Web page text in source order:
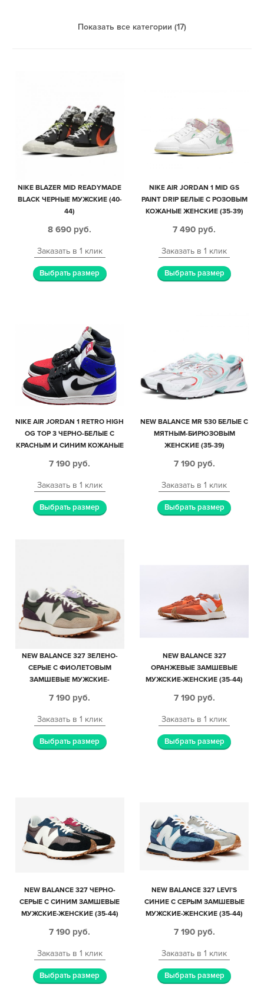
Показать все категории (17)
NIKE BLAZER MID READYMADE
BLACK ЧЕРНЫЕ МУЖСКИЕ (40-
44)
8 690 руб.
Заказать в 1 клик
Выбрать размер
NIKE AIR JORDAN 1 MID GS
PAINT DRIP БЕЛЫЕ С РОЗОВЫМ
КОЖАНЫЕ ЖЕНСКИЕ (35-39)
7 490 руб.
Заказать в 1 клик
Выбрать размер
NIKE AIR JORDAN 1 RETRO HIGH
OG TOP 3 ЧЕРНО-БЕЛЫЕ С
КРАСНЫМ И СИНИМ КОЖАНЫЕ
7 190 руб.
Заказать в 1 клик
Выбрать размер
NEW BALANCE MR 530 БЕЛЫЕ С
МЯТНЫМ-БИРЮЗОВЫМ
ЖЕНСКИЕ (35-39)
7 190 руб.
Заказать в 1 клик
Выбрать размер
NEW BALANCE 327 ЗЕЛЕНО-
СЕРЫЕ С ФИОЛЕТОВЫМ
ЗАМШЕВЫЕ МУЖСКИЕ-
7 190 руб.
Заказать в 1 клик
Выбрать размер
NEW BALANCE 327
ОРАНЖЕВЫЕ ЗАМШЕВЫЕ
МУЖСКИЕ-ЖЕНСКИЕ (35-44)
7 190 руб.
Заказать в 1 клик
Выбрать размер
NEW BALANCE 327 ЧЕРНО-
СЕРЫЕ С СИНИМ ЗАМШЕВЫЕ
МУЖСКИЕ-ЖЕНСКИЕ (35-44)
7 190 руб.
Заказать в 1 клик
Выбрать размер
NEW BALANCE 327 LEVI’S
СИНИЕ С СЕРЫМ ЗАМШЕВЫЕ
МУЖСКИЕ-ЖЕНСКИЕ (35-44)
7 190 руб.
Заказать в 1 клик
Выбрать размер